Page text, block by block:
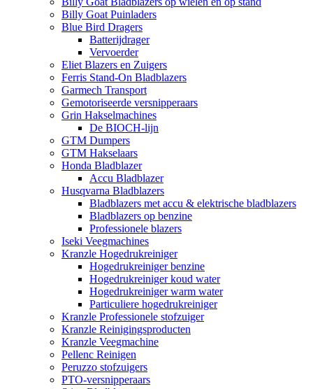
Billy Goat Puinladers
Blue Bird Dragers
Batterijdrager
Vervoerder
Eliet Blazers en Zuigers
Ferris Stand-On Bladblazers
Garmech Transport
Gemotoriseerde versnipperaars
Grin Hakselmachines
De BIOCH-lijn
GTM Dumpers
GTM Hakselaars
Honda Bladblazer
Accu Bladblazer
Husqvarna Bladblazers
Bladblazers met accu & elektrische bladblazers
Bladblazers op benzine
Professionele blazers
Iseki Veegmachines
Kranzle Hogedrukreiniger
Hogedrukreiniger benzine
Hogedrukreiniger koud water
Hogedrukreiniger warm water
Particuliere hogedrukreiniger
Kranzle Professionele stofzuiger
Kranzle Reinigingsproducten
Kranzle Veegmachine
Pellenc Reinigen
Peruzzo stofzuigers
PTO-versnipperaars